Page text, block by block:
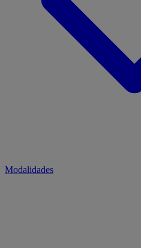
Modalidades